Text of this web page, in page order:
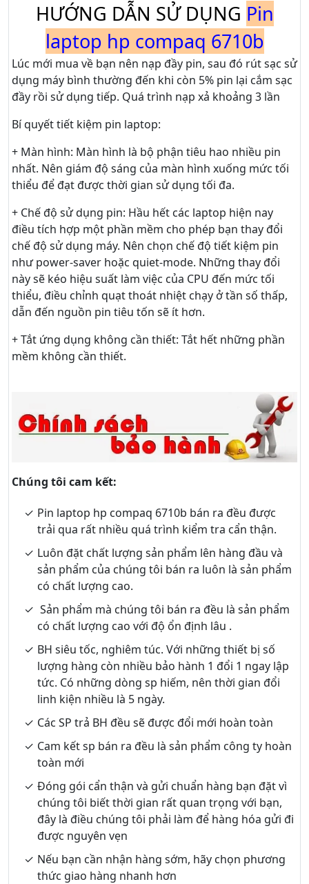
HƯỚNG DẪN SỬ DỤNG Pin
laptop hp compaq 6710b
Lúc mới mua về bạn nên nạp đầy pin, sau đó rút sạc sử
dụng máy bình thường đến khi còn 5% pin lại cắm sạc
đầy rồi sử dụng tiếp. Quá trình nạp xả khoảng 3 lần
Bí quyết tiết kiệm pin laptop:
+ Màn hình: Màn hình là bộ phận tiêu hao nhiều pin
nhất. Nên giám độ sáng của màn hình xuống mức tối
thiểu để đạt được thời gian sử dụng tối đa.
+ Chế độ sử dụng pin: Hầu hết các laptop hiện nay
điều tích hợp một phần mềm cho phép bạn thay đổi
chế độ sử dụng máy. Nên chọn chế độ tiết kiệm pin
như power-saver hoặc quiet-mode. Những thay đổi
này sẽ kéo hiệu suất làm việc của CPU đến mức tối
thiểu, điều chỉnh quạt thoát nhiệt chạy ở tần số thấp,
dẫn đến nguồn pin tiêu tốn sẽ ít hơn.
+ Tắt ứng dụng không cần thiết: Tắt hết những phần
mềm không cần thiết.
Chúng tôi cam kết:
Pin laptop hp compaq 6710b bán ra đều được
trải qua rất nhiều quá trình kiểm tra cẩn thận.
Luôn đặt chất lượng sản phẩm lên hàng đầu và
sản phẩm của chúng tôi bán ra luôn là sản phẩm
có chất lượng cao.
Sản phẩm mà chúng tôi bán ra đều là sản phẩm
có chất lượng cao với độ ổn định lâu .
BH siêu tốc, nghiêm túc. Với những thiết bị số
lượng hàng còn nhiều bảo hành 1 đổi 1 ngay lập
tức. Có những dòng sp hiếm, nên thời gian đổi
linh kiện nhiều là 5 ngày.
Các SP trả BH đều sẽ được đổi mới hoàn toàn
Cam kết sp bán ra đều là sản phẩm công ty hoàn
toàn mới
Đóng gói cẩn thận và gửi chuẩn hàng bạn đặt vì
chúng tôi biết thời gian rất quan trọng với bạn,
đây là điều chúng tôi phải làm để hàng hóa gửi đi
được nguyên vẹn
Nếu bạn cần nhận hàng sớm, hãy chọn phương
thức giao hàng nhanh hơn